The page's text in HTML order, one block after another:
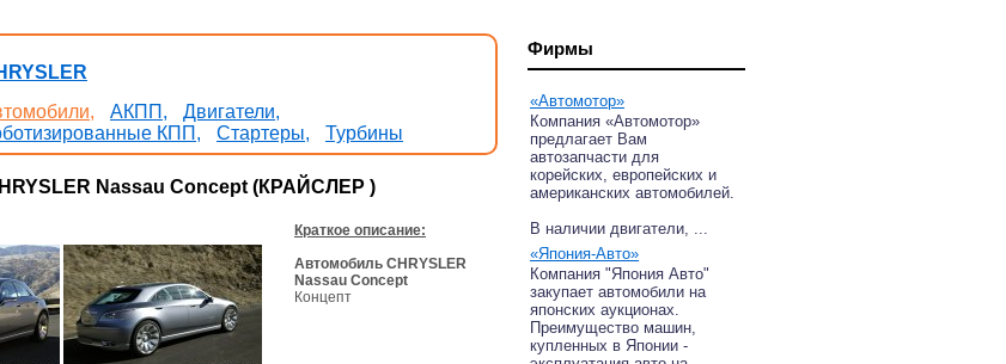
АКПП,
Двигатели,
КПП,
Стартеры, Турбины
Nassau Concept (КРАЙСЛЕР )
Краткое описание:
Автомобиль CHRYSLER
Nassau Concept
Концепт
Фирмы
«Автомотор»
Компания «Автомотор»
предлагает Вам
автозапчасти для
корейских, европейских и
американских автомобилей.
В наличии двигатели, ...
«Япония-Авто»
Компания "Япония Авто"
закупает автомобили на
японских аукционах.
Преимущество машин,
купленных в Японии -